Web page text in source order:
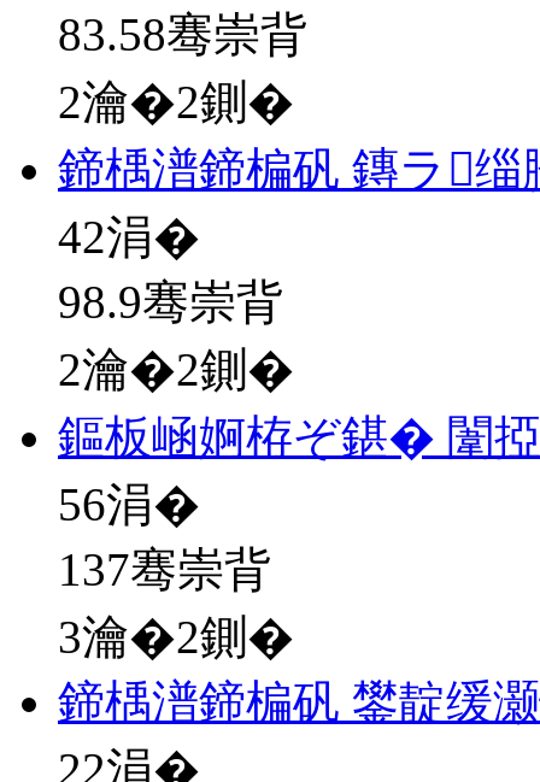
83.58骞崇背
2瀹�2鍘�
鍗楀潽鍗楄矾 鏄ラ缁
42涓�
98.9骞崇背
2瀹�2鍘�
鏂板崡婀栫ぞ鍖� 闈
56涓�
137骞崇背
3瀹�2鍘�
鍗楀潽鍗楄矾 鐢靛缓
22涓�